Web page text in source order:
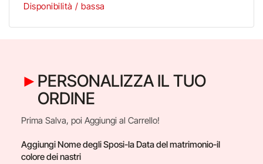
Disponibilità / bassa
PERSONALIZZA IL TUO
ORDINE
Prima Salva, poi Aggiungi al Carrello!
Aggiungi Nome degli Sposi-la Data del matrimonio-il
colore dei nastri